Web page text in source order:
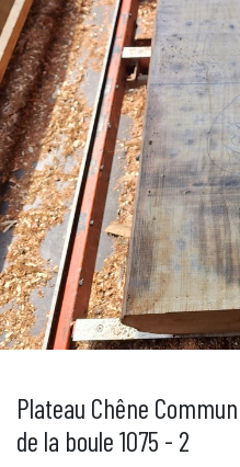
Plateau Chêne
de la boule 1075 - 2